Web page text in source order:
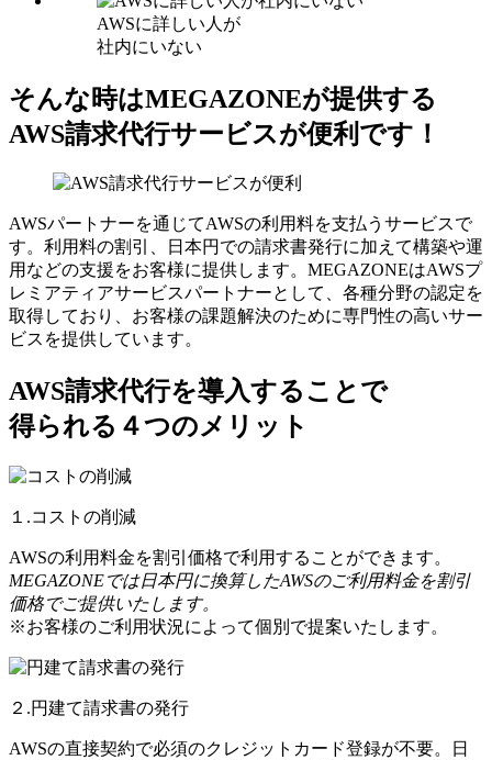
AWSに詳しい人が
社内にいない
そんな時はMEGAZONEが提供する
AWS請求代行サービスが便利です！
AWSパートナーを通じてAWSの利用料を支払うサービスで
す。利用料の割引、日本円での請求書発行に加えて構築や運
用などの支援をお客様に提供します。MEGAZONEはAWSプ
レミアティアサービスパートナーとして、各種分野の認定を
取得しており、お客様の課題解決のために専門性の高いサー
ビスを提供しています。
AWS請求代行を導入することで
得られる４つのメリット
１.コストの削減
AWSの利用料金を割引価格で利用することができます。
MEGAZONEでは日本円に換算したAWSのご利用料金を割引
価格でご提供いたします。
※お客様のご利用状況によって個別で提案いたします。
２.円建て請求書の発行
AWSの直接契約で必須のクレジットカード登録が不要。日